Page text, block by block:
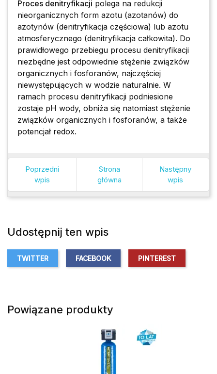
Proces denitryfikacji polega na redukcji
nieorganicznych form azotu (azotanów) do
azotynów (denitryfikacja częściowa) lub azotu
atmosferycznego (denitryfikacja całkowita). Do
prawidłowego przebiegu procesu denitryfikacji
niezbędne jest odpowiednie stężenie związków
organicznych i fosforanów, najczęściej
niewystępujących w wodzie naturalnie. W
ramach procesu denitryfikacji podniesione
zostaje pH wody, obniża się natomiast stężenie
związków organicznych i fosforanów, a także
potencjał redox.
Poprzedni
wpis
Strona
główna
Następny
wpis
Udostępnij ten wpis
TWITTER FACEBOOK PINTEREST
Powiązane produkty